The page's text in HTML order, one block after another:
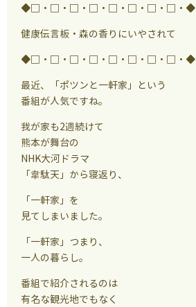
◆□・□・□・□・□・□・□・□・◆
健康伝言板・森の香りにいやされて
◆□・□・□・□・□・□・□・□・◆
最近、「ポツンと一軒家」という
番組が人気ですね。
我が家も2週続けて
熊本が舞台の
NHK大河ドラマ
「韋駄天」から寝返り、
「一軒家」を
見てしまいました。
「一軒家」つまり、
一人の暮らし。
番組で紹介されるのは
有名な観光地でもなく